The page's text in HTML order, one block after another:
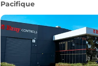
Pacifique